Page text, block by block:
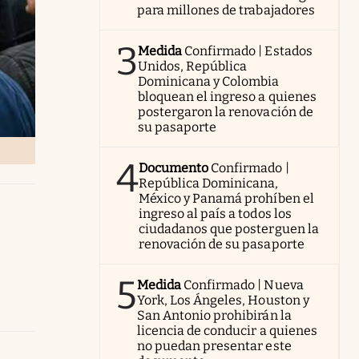
para millones de trabajadores
3Medida Confirmado | Estados
Unidos, República
Dominicana y Colombia
bloquean el ingreso a quienes
postergaron la renovación de
su pasaporte
4Documento Confirmado |
República Dominicana,
México y Panamá prohíben el
ingreso al país a todos los
ciudadanos que posterguen la
renovación de su pasaporte
5Medida Confirmado | Nueva
York, Los Ángeles, Houston y
San Antonio prohibirán la
licencia de conducir a quienes
no puedan presentar este